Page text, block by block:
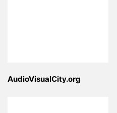
AudioVisualCity.org